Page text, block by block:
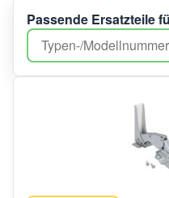
Passende Ersatzteile